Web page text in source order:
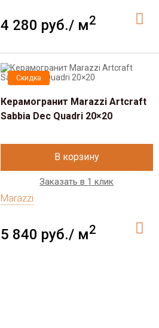
4 280 руб./ м2
Скидка
Керамогранит Marazzi Artcraft
Sabbia Dec Quadri 20×20
В корзину
Заказать в 1 клик
Marazzi
5 840 руб./ м2